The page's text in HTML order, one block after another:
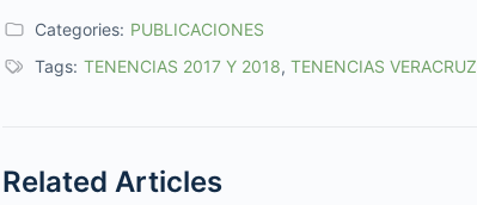
Categories: PUBLICACIONES
Tags: TENENCIAS 2017 Y 2018, TENENCIAS VERACRUZ
Related Articles